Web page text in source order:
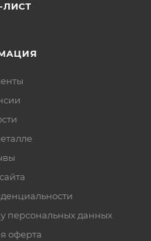
ЛИСТ
персональных данных
оферта